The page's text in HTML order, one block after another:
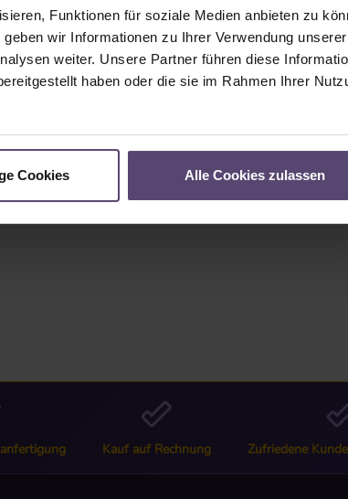
Funktionen für soziale Medien anbieten zu
wir Informationen zu Ihrer Verwendung unserer
weiter. Unsere Partner führen diese
haben oder die sie im Rahmen Ihrer
Cookies Alle Cookies zulassen
Kauf auf Rechnung Zufriedene